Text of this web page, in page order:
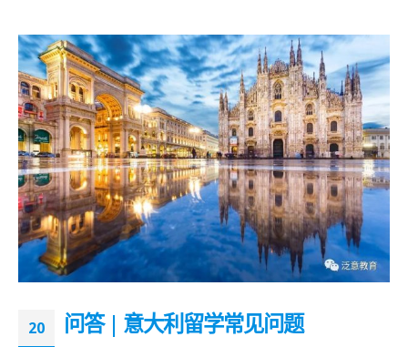
20 问答 | 意大利留学常见问题